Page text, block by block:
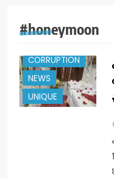
#honeymoon
CORRUPTION
NEWS
UNIQUE